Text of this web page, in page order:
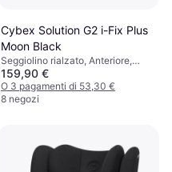
Cybex Solution G2 i-Fix Plus
Moon Black
Seggiolino rialzato, Anteriore,
Posteriore, i-Size, UN R129,
Rivestimento lavabile, Poggiatesta
regolabile, Protezione dagli urti
159,90 €
O 3 pagamenti di 53,30 €
8 negozi